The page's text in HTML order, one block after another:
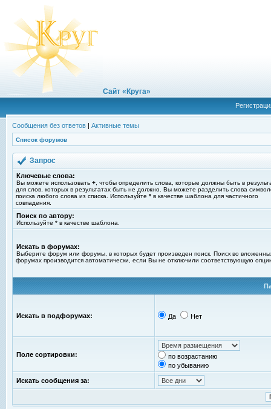
Сайт «Круга»
Сообщения без ответов | Активные темы
Список форумов
Запрос
Ключевые слова:
Вы можете использовать + , чтобы определить слова, которые должны быть в
для слов, которых в результатах быть не должно. Вы можете разделить слова
поиска любого слова из списка. Используйте * в качестве шаблона для частичного
совпадения.
Поиск по автору:
Используйте * в качестве шаблона.
Искать в форумах:
Выберите форум или форумы, в которых будет произведен поиск. Поиск во
форумах производится автоматически, если Вы не отключили соответствующую
Искать в подфорумах: Да Нет
Поле сортировки:
по возрастанию
по убыванию
Искать сообщения за: